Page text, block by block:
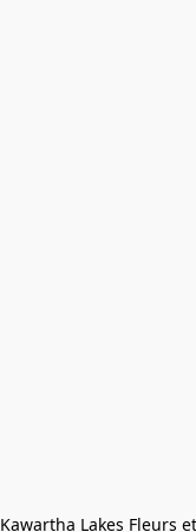
Kawartha Lakes Fleurs